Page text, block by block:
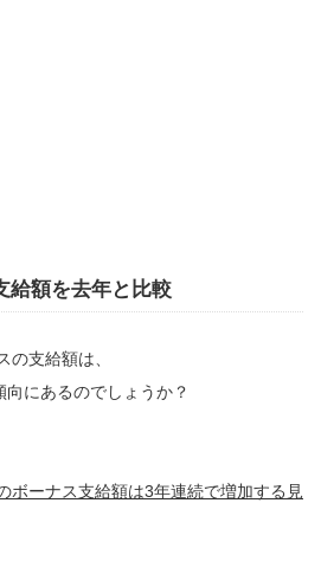
給額を去年と比較
の支給額は、
にあるのでしょうか？
ボーナス支給額は3年連続で増加する見